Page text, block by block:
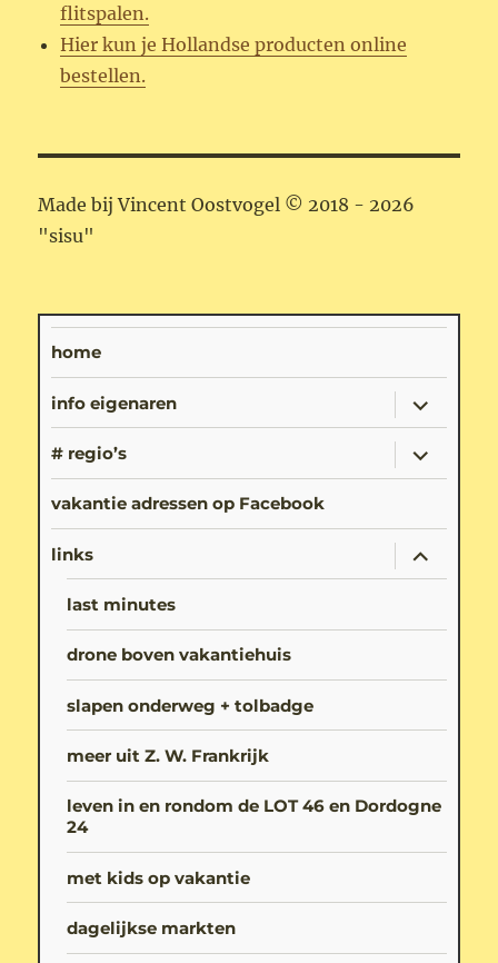
flitspalen.
Hier kun je Hollandse producten online
bestellen.
Made bij Vincent Oostvogel © 2018 - 2026
"sisu"
home
info eigenaren
submenu
# regio’s
submenu
vakantie adressen op Facebook
links
submenu
last minutes
drone boven vakantiehuis
slapen onderweg + tolbadge
meer uit Z. W. Frankrijk
leven in en rondom de LOT 46 en Dordogne
24
met kids op vakantie
dagelijkse markten